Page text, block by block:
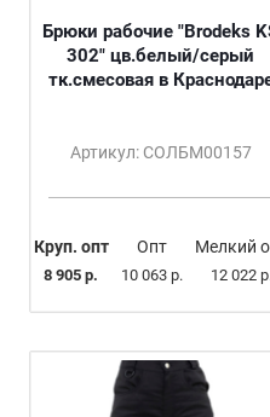
Брюки рабочие "Brodeks
302" цв.белый/серый
тк.смесовая в
Артикул: СОЛБМ00157
Круп. опт
8 905 р.
Опт
10 063 р.
Мелкий
12 022